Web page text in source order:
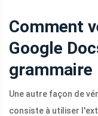
Comment
Google
grammaire
Une autre façon de
consiste à utiliser